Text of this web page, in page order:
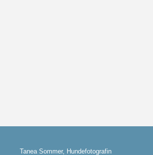
Tanea Sommer, Hundefotografin